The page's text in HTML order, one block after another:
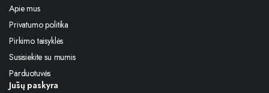
Apie mus
Privatumo politika
Pirkimo taisyklės
Susisiekite su mumis
Parduotuvės
Jūsų paskyra